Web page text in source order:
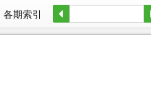
各期索引